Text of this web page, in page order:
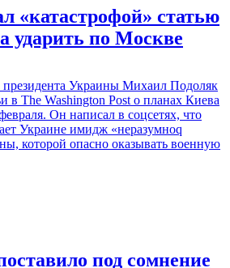
«катастрофой» статью
ударить по Москве
президента Украины Михаил Подоляк
в The Washington Post о планах Киева
Он написал в соцсетях, что
Украине имидж «неразумноq
которой опасно оказывать военную
под сомнение